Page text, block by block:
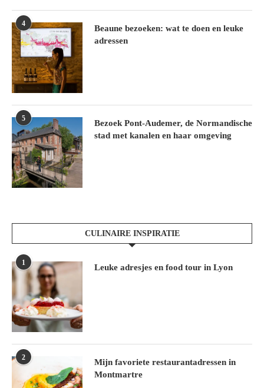
4
Beaune bezoeken: wat te doen en leuke
adressen
5
Bezoek Pont-Audemer, de Normandische
stad met kanalen en haar omgeving
CULINAIRE INSPIRATIE
1
Leuke adresjes en food tour in Lyon
2
Mijn favoriete restaurantadressen in
Montmartre